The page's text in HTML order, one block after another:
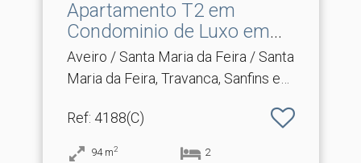
Apartamento T2 em
Condominio de Luxo em
Santa.​..
Aveiro / Santa Maria da Feira / Santa
Maria da Feira, Travanca, Sanfins e
Ref: 4188(C)
94 m2 2